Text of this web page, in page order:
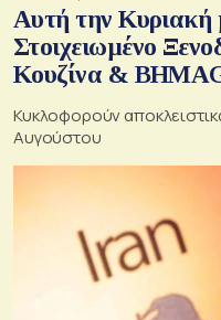
Αυτή την
Στοιχειωμένο
Κουζίνα &
Κυκλοφορούν
Αυγούστου